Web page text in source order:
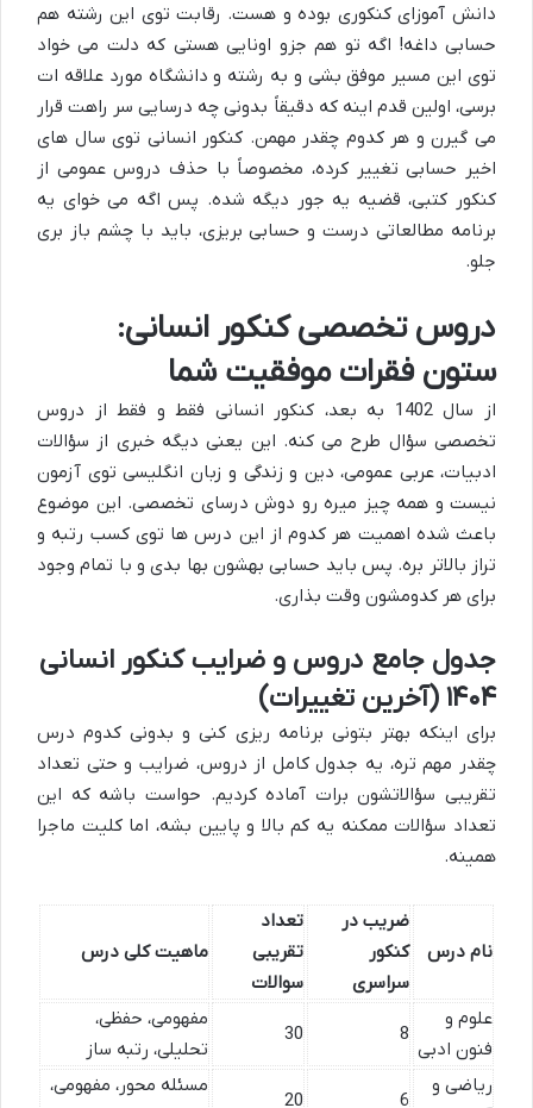
دانش آموزای کنکوری بوده و هست. رقابت توی این رشته هم
حسابی داغه! اگه تو هم جزو اونایی هستی که دلت می خواد
توی این مسیر موفق بشی و به رشته و دانشگاه مورد علاقه ات
برسی، اولین قدم اینه که دقیقاً بدونی چه درسایی سر راهت قرار
می گیرن و هر کدوم چقدر مهمن. کنکور انسانی توی سال های
اخیر حسابی تغییر کرده، مخصوصاً با حذف دروس عمومی از
کنکور کتبی، قضیه یه جور دیگه شده. پس اگه می خوای یه
برنامه مطالعاتی درست و حسابی بریزی، باید با چشم باز بری
جلو.
دروس تخصصی کنکور انسانی:
ستون فقرات موفقیت شما
از سال 1402 به بعد، کنکور انسانی فقط و فقط از دروس
تخصصی سؤال طرح می کنه. این یعنی دیگه خبری از سؤالات
ادبیات، عربی عمومی، دین و زندگی و زبان انگلیسی توی آزمون
نیست و همه چیز میره رو دوش درسای تخصصی. این موضوع
باعث شده اهمیت هر کدوم از این درس ها توی کسب رتبه و
تراز بالاتر بره. پس باید حسابی بهشون بها بدی و با تمام وجود
برای هر کدومشون وقت بذاری.
جدول جامع دروس و ضرایب کنکور انسانی
۱۴۰۴ (آخرین تغییرات)
برای اینکه بهتر بتونی برنامه ریزی کنی و بدونی کدوم درس
چقدر مهم تره، یه جدول کامل از دروس، ضرایب و حتی تعداد
تقریبی سؤالاتشون برات آماده کردیم. حواست باشه که این
تعداد سؤالات ممکنه یه کم بالا و پایین بشه، اما کلیت ماجرا
همینه.
نام درس
ضریب در
کنکور
سراسری
تعداد
تقریبی
سوالات
ماهیت کلی درس
علوم و
فنون ادبی
8
30
مفهومی، حفظی،
تحلیلی، رتبه ساز
ریاضی و
6
20
مسئله محور، مفهومی،